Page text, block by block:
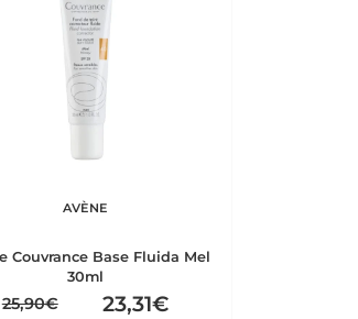
AVÈNE
Couvrance Base Fluida Mel
30ml
25,90€ 23,31€